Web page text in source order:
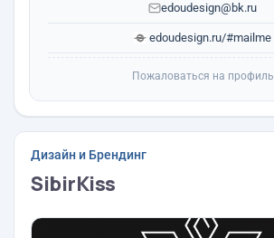
edoudesign@bk.ru
edoudesign.ru/#mailme
Пожаловаться на профиль
Дизайн и Брендинг
SibirKiss